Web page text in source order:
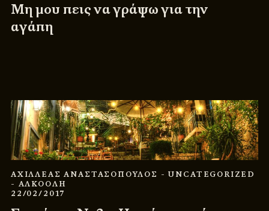
Μη μου πεις να γράψω για την
αγάπη
ΑΧΙΛΛΕΑΣ ΑΝΑΣΤΑΣΟΠΟΥΛΟΣ - UNCATEGORIZED
- ΑΛΚΟΟΛΗ
22/02/2017